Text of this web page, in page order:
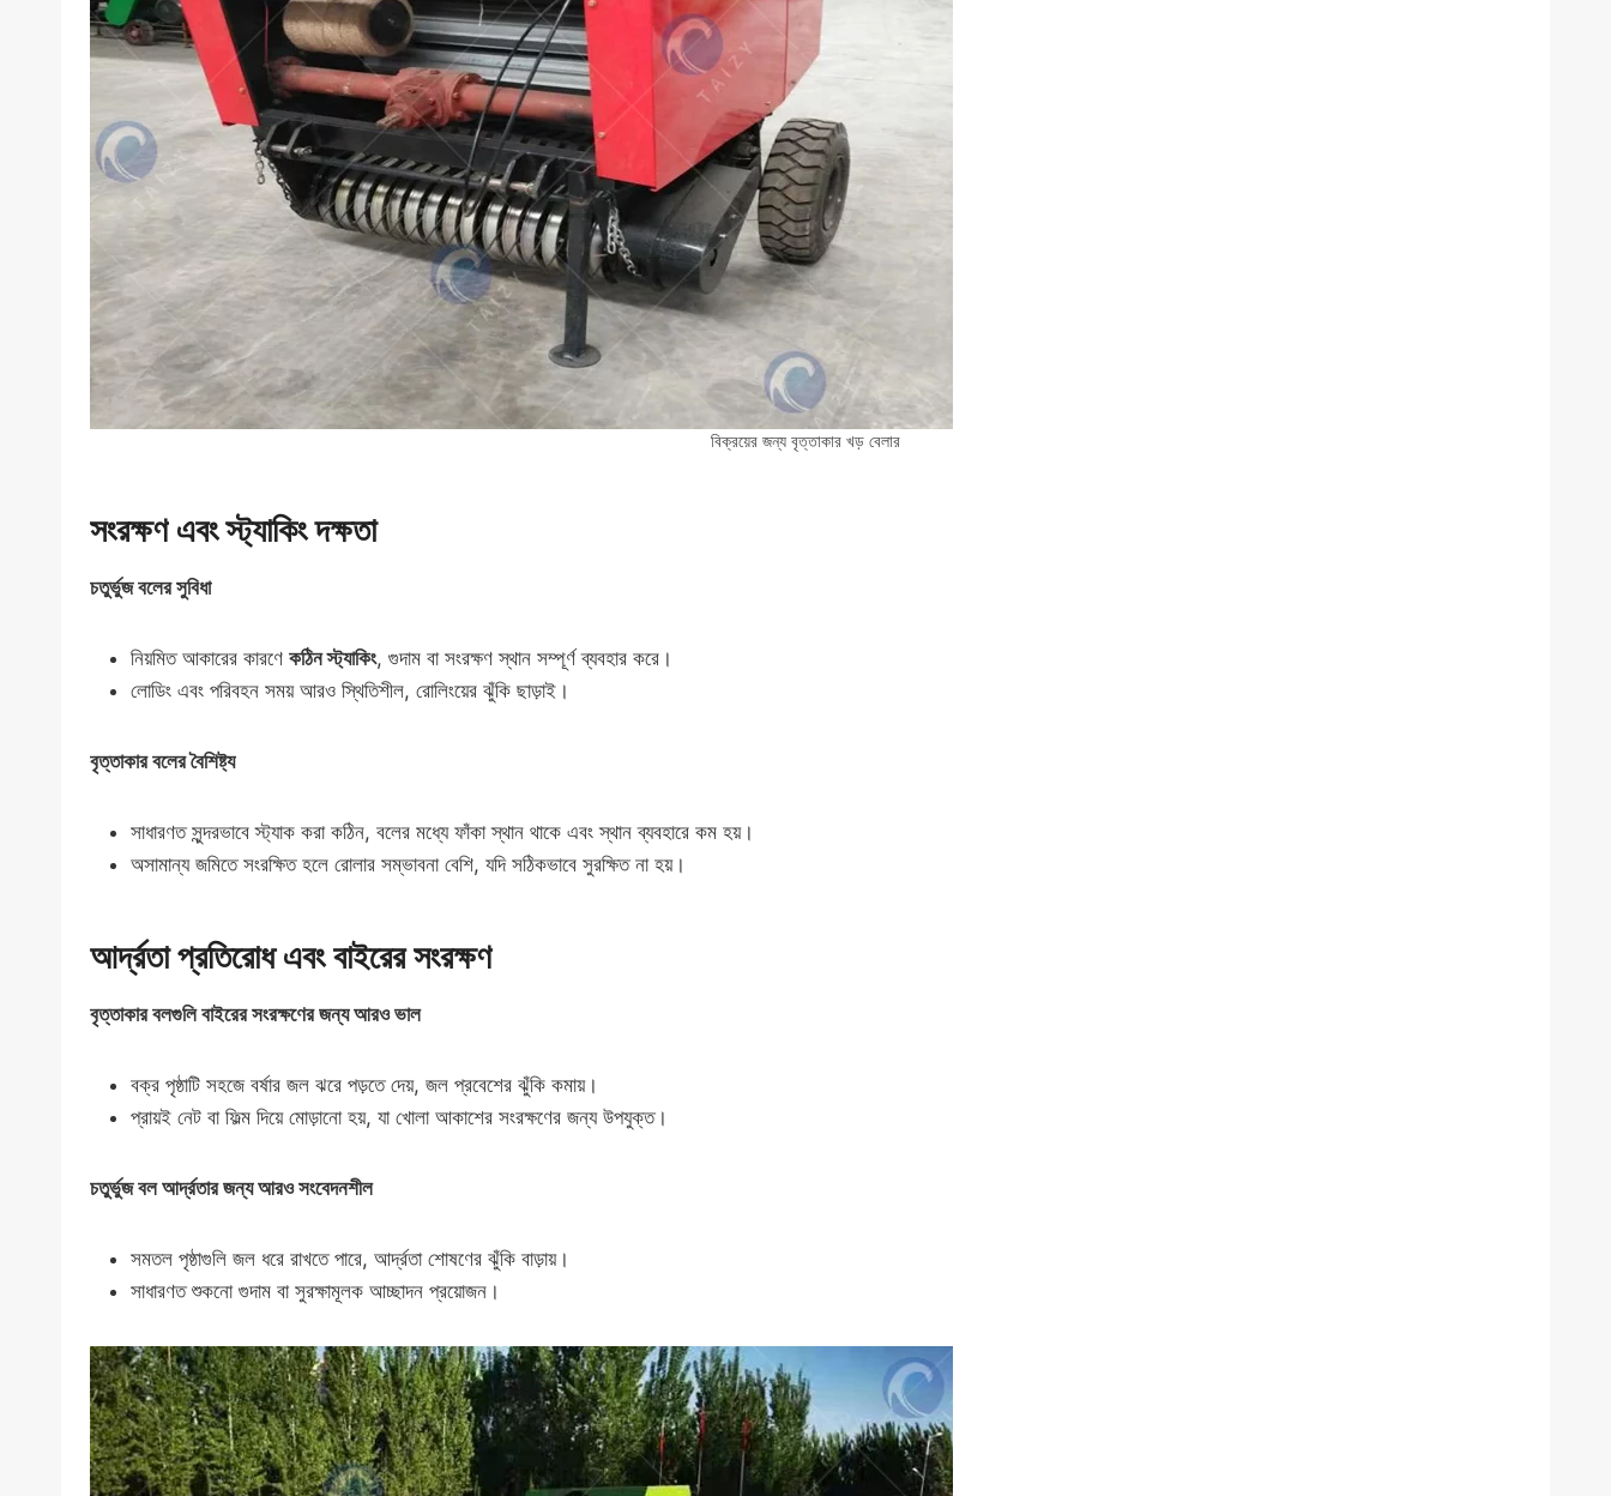
বিক্রয়ের জন্য বৃত্তাকার খড় বেলার
সংরক্ষণ এবং স্ট্যাকিং দক্ষতা
চতুর্ভুজ বলের সুবিধা
নিয়মিত আকারের কারণে কঠিন স্ট্যাকিং, গুদাম বা সংরক্ষণ স্থান সম্পূর্ণ ব্যবহার করে।
লোডিং এবং পরিবহন সময় আরও স্থিতিশীল, রোলিংয়ের ঝুঁকি ছাড়াই।
বৃত্তাকার বলের বৈশিষ্ট্য
সাধারণত সুন্দরভাবে স্ট্যাক করা কঠিন, বলের মধ্যে ফাঁকা স্থান থাকে এবং স্থান ব্যবহারে কম হয়।
অসামান্য জমিতে সংরক্ষিত হলে রোলার সম্ভাবনা বেশি, যদি সঠিকভাবে সুরক্ষিত না হয়।
আর্দ্রতা প্রতিরোধ এবং বাইরের সংরক্ষণ
বৃত্তাকার বলগুলি বাইরের সংরক্ষণের জন্য আরও ভাল
বক্র পৃষ্ঠাটি সহজে বর্ষার জল ঝরে পড়তে দেয়, জল প্রবেশের ঝুঁকি কমায়।
প্রায়ই নেট বা ফিল্ম দিয়ে মোড়ানো হয়, যা খোলা আকাশের সংরক্ষণের জন্য উপযুক্ত।
চতুর্ভুজ বল আর্দ্রতার জন্য আরও সংবেদনশীল
সমতল পৃষ্ঠাগুলি জল ধরে রাখতে পারে, আর্দ্রতা শোষণের ঝুঁকি বাড়ায়।
সাধারণত শুকনো গুদাম বা সুরক্ষামূলক আচ্ছাদন প্রয়োজন।